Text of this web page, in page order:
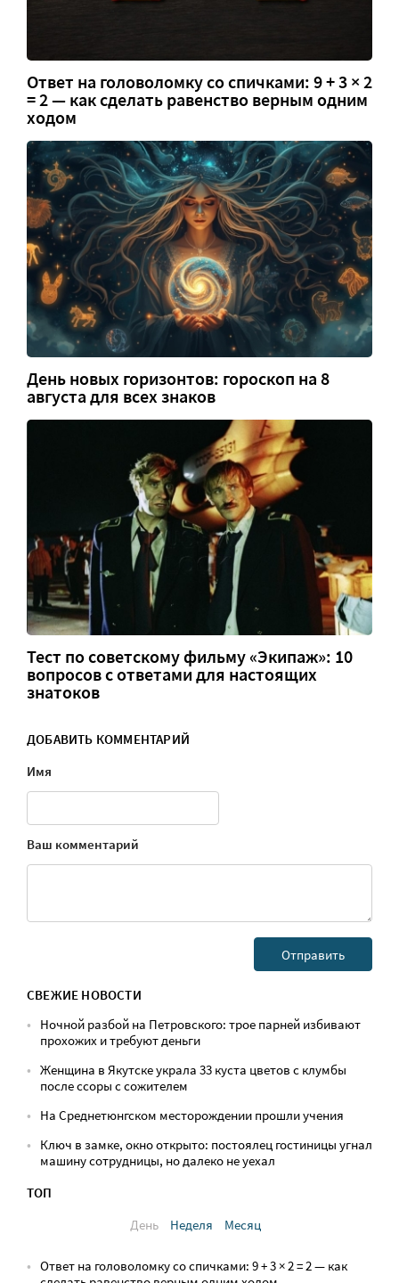
Ответ на головоломку со спичками: 9 + 3 × 2
= 2 — как сделать равенство верным одним
ходом
День новых горизонтов: гороскоп на 8
августа для всех знаков
Тест по советскому фильму «Экипаж»: 10
вопросов с ответами для настоящих
знатоков
ДОБАВИТЬ КОММЕНТАРИЙ
Имя
Ваш комментарий
СВЕЖИЕ НОВОСТИ
Ночной разбой на Петровского: трое парней избивают
прохожих и требуют деньги
Женщина в Якутске украла 33 куста цветов с клумбы
после ссоры с сожителем
На Среднетюнгском месторождении прошли учения
Ключ в замке, окно открыто: постоялец гостиницы угнал
машину сотрудницы, но далеко не уехал
ТОП
День
Неделя Месяц
Ответ на головоломку со спичками: 9 + 3 × 2 = 2 — как